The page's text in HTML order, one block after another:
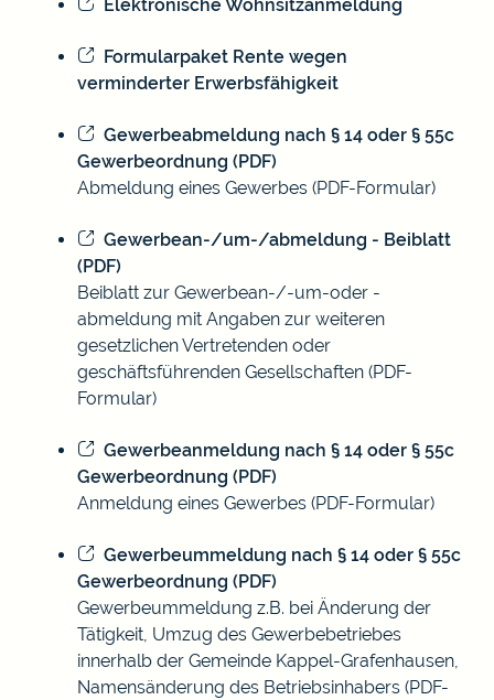
Elektronische Wohnsitzanmeldung
Formularpaket Rente wegen
verminderter Erwerbsfähigkeit
Gewerbeabmeldung nach § 14 oder § 55c
Gewerbeordnung (PDF)
Abmeldung eines Gewerbes (PDF-Formular)
Gewerbean-/um-/abmeldung - Beiblatt
(PDF)
Beiblatt zur Gewerbean-/-um-oder -
abmeldung mit Angaben zur weiteren
gesetzlichen Vertretenden oder
geschäftsführenden Gesellschaften (PDF-
Formular)
Gewerbeanmeldung nach § 14 oder § 55c
Gewerbeordnung (PDF)
Anmeldung eines Gewerbes (PDF-Formular)
Gewerbeummeldung nach § 14 oder § 55c
Gewerbeordnung (PDF)
Gewerbeummeldung z.B. bei Änderung der
Tätigkeit, Umzug des Gewerbebetriebes
innerhalb der Gemeinde Kappel-Grafenhausen,
Namensänderung des Betriebsinhabers (PDF-